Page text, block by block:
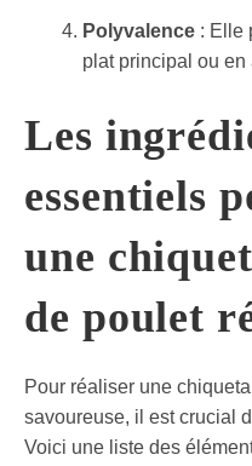
Polyvalence : Elle
plat principal ou en
Les
essentiels
une
de poulet
Pour réaliser une
savoureuse, il est crucial
Voici une liste des